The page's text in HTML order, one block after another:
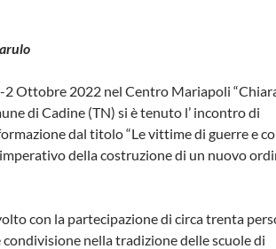
2 Ottobre 2022 nel Centro Mariapoli
di Cadine (TN) si è tenuto l’ incontro di
dal titolo “Le vittime di guerre e
della costruzione di un nuovo
con la partecipazione di circa trenta
nella tradizione delle scuole di